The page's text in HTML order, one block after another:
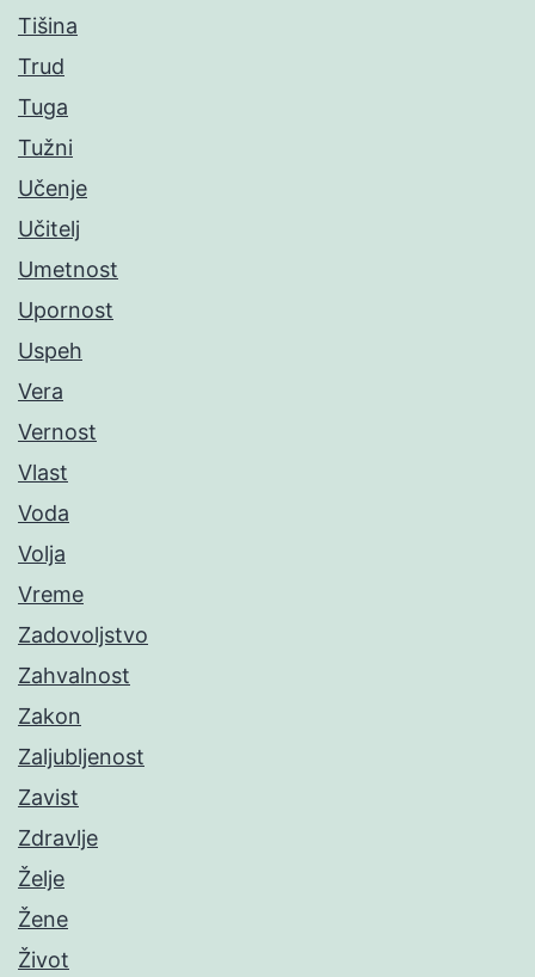
Tišina
Trud
Tuga
Tužni
Učenje
Učitelj
Umetnost
Upornost
Uspeh
Vera
Vernost
Vlast
Voda
Volja
Vreme
Zadovoljstvo
Zahvalnost
Zakon
Zaljubljenost
Zavist
Zdravlje
Želje
Žene
Život